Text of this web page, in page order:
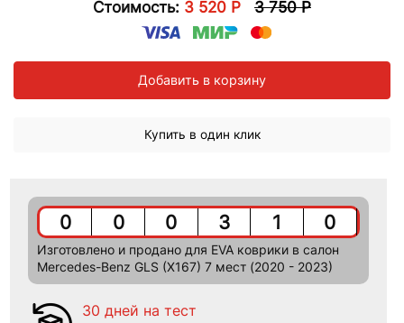
Стоимость: 3 520 Р 3 750 Р
Добавить в корзину
Купить в один клик
0 0 0 3 1 0
Изготовлено и продано для EVA коврики в салон
Mercedes-Benz GLS (X167) 7 мест (2020 - 2023)
30 дней на тест